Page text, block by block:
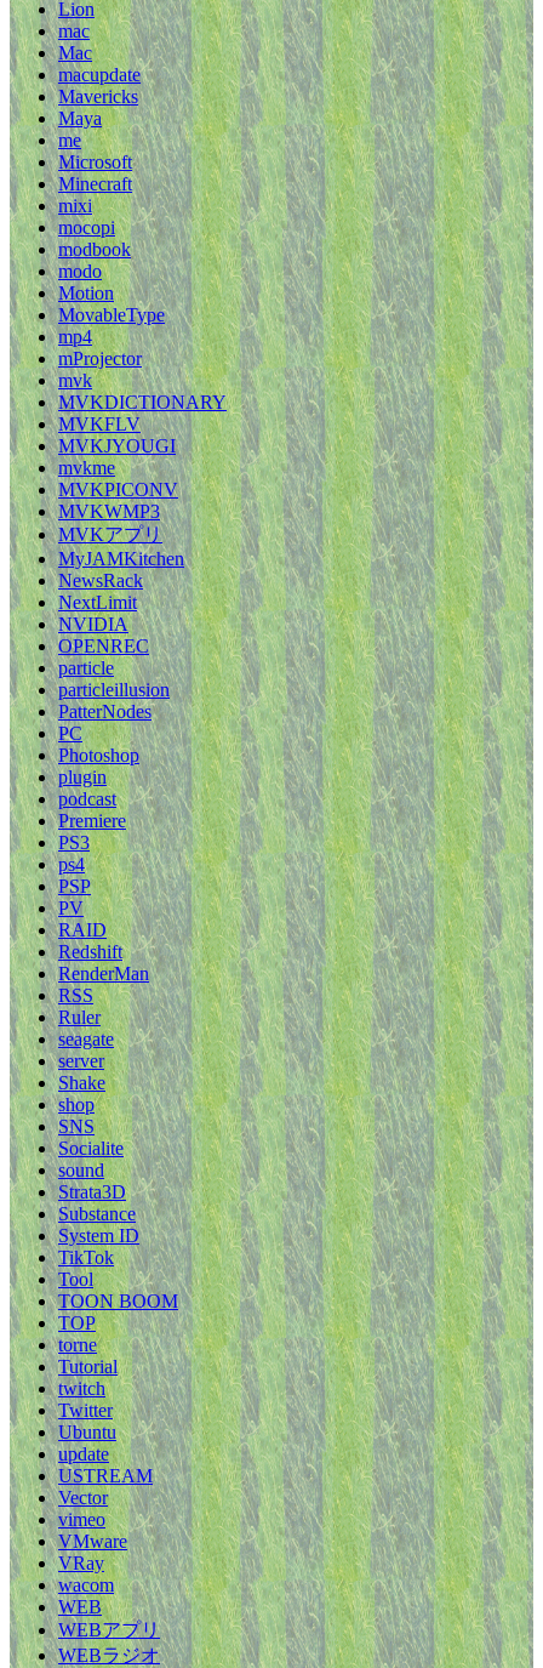
Lion
mac
Mac
macupdate
Mavericks
Maya
me
Microsoft
Minecraft
mixi
mocopi
modbook
modo
Motion
MovableType
mp4
mProjector
mvk
MVKDICTIONARY
MVKFLV
MVKJYOUGI
mvkme
MVKPICONV
MVKWMP3
MVKアプリ
MyJAMKitchen
NewsRack
NextLimit
NVIDIA
OPENREC
particle
particleillusion
PatterNodes
PC
Photoshop
plugin
podcast
Premiere
PS3
ps4
PSP
PV
RAID
Redshift
RenderMan
RSS
Ruler
seagate
server
Shake
shop
SNS
Socialite
sound
Strata3D
Substance
System ID
TikTok
Tool
TOON BOOM
TOP
torne
Tutorial
twitch
Twitter
Ubuntu
update
USTREAM
Vector
vimeo
VMware
VRay
wacom
WEB
WEBアプリ
WEBラジオ